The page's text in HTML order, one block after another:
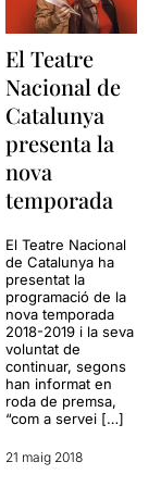
múltiples
de dol,
al
absent.
decebut
, creiem
seva creació
arribat a
d'aquesta
tracta d'un
, com
propostes,
un fort
espectacles
de valorar
dels
seus
com tots
alsmarges
estètics i
viatge!
El Teatre
Nacional de
Catalunya
presenta la
nova
temporada
El Teatre Nacional
de Catalunya ha
presentat la
programació de la
nova temporada
2018-2019 i la seva
voluntat de
continuar, segons
han informat en
roda de premsa,
“com a servei […]
21 maig 2018